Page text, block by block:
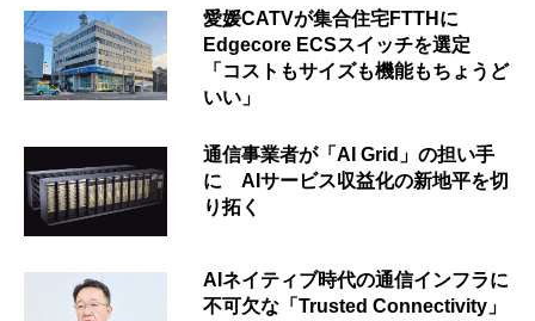
愛媛CATVが集合住宅FTTHに
Edgecore ECSスイッチを選定
「コストもサイズも機能もちょうど
いい」
通信事業者が「AI Grid」の担い手
に AIサービス収益化の新地平を切
り拓く
AIネイティブ時代の通信インフラに
不可欠な「Trusted Connectivity」